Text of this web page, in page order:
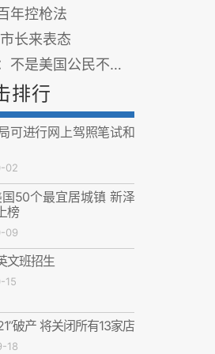
年控枪法
长来表态
美国公民不能投票
排行
可进行网上驾照笔试和
02
50个最宜居城镇 新泽
榜
09
文班招生
15
破产 将关闭所有13家店
18